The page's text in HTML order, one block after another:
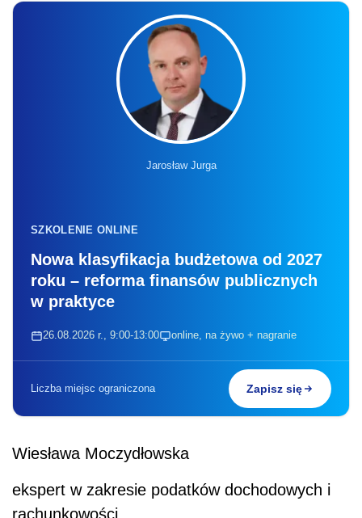
Jarosław Jurga
SZKOLENIE ONLINE
Nowa klasyfikacja budżetowa od 2027
roku – reforma finansów publicznych
w praktyce
26.08.2026 r., 9:00-13:00 online, na żywo + nagranie
Liczba miejsc ograniczona Zapisz się
Wiesława Moczydłowska
ekspert w zakresie podatków dochodowych i
rachunkowości